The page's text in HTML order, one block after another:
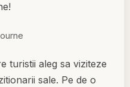
turistii aleg sa viziteze
sale. Pe de o